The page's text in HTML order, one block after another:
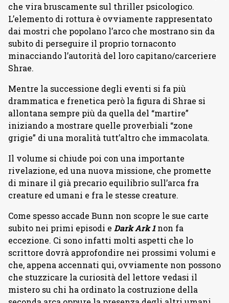
che vira bruscamente sul thriller psicologico.
L’elemento di rottura è ovviamente rappresentato
dai mostri che popolano l’arco che mostrano sin da
subito di perseguire il proprio tornaconto
minacciando l’autorità del loro capitano/carceriere
Shrae.
Mentre la successione degli eventi si fa più
drammatica e frenetica però la figura di Shrae si
allontana sempre più da quella del “martire”
iniziando a mostrare quelle proverbiali “zone
grigie” di una moralità tutt’altro che immacolata.
Il volume si chiude poi con una importante
rivelazione, ed una nuova missione, che promette
di minare il già precario equilibrio sull’arca fra
creature ed umani e fra le stesse creature.
Come spesso accade Bunn non scopre le sue carte
subito nei primi episodi e Dark Ark 1non fa
eccezione. Ci sono infatti molti aspetti che lo
scrittore dovrà approfondire nei prossimi volumi e
che, appena accennati qui, ovviamente non possono
che stuzzicare la curiosità del lettore vedasi il
mistero su chi ha ordinato la costruzione della